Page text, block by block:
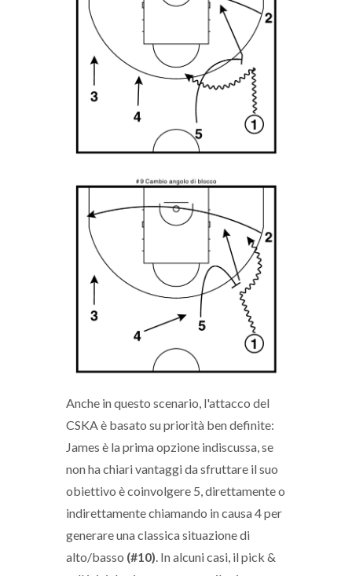
Anche in questo scenario, l'attacco del
CSKA è basato su priorità ben definite:
James è la prima opzione indiscussa, se
non ha chiari vantaggi da sfruttare il suo
obiettivo è coinvolgere 5, direttamente o
indirettamente chiamando in causa 4 per
generare una classica situazione di
alto/basso (#10). In alcuni casi, il pick &